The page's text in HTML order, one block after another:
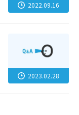
2022.09.16
2023.02.28